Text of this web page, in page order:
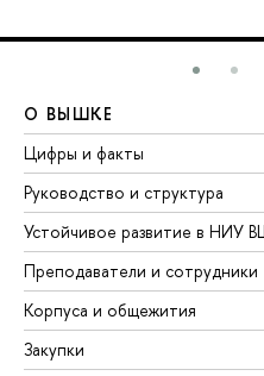
О ВЫШКЕ
Цифры и факты
Руководство и структура
Устойчивое развитие в НИУ
Преподаватели и сотрудники
Корпуса и общежития
Закупки